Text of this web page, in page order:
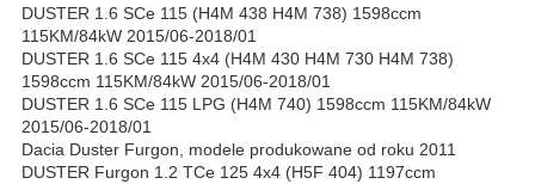
DUSTER 1.6 SCe 115 (H4M 438 H4M 738) 1598ccm
115KM/84kW 2015/06-2018/01
DUSTER 1.6 SCe 115 4x4 (H4M 430 H4M 730 H4M 738)
1598ccm 115KM/84kW 2015/06-2018/01
DUSTER 1.6 SCe 115 LPG (H4M 740) 1598ccm 115KM/84kW
2015/06-2018/01
Dacia Duster Furgon, modele produkowane od roku 2011
DUSTER Furgon 1.2 TCe 125 4x4 (H5F 404) 1197ccm